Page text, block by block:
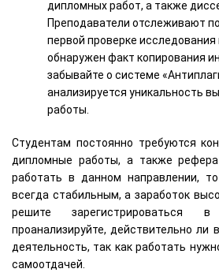
дипломных работ, а также
Преподаватели отслеживают
первой проверке
обнаружен факт копирования
забывайте о системе
анализируется уникальность
работы.
Студентам постоянно требуются
дипломные работы, а также
работать в данном направлении,
всегда стабильным, а заработок
решите зарегистрироваться
проанализируйте, действительно ли
деятельность, так как работать
самоотдачей.